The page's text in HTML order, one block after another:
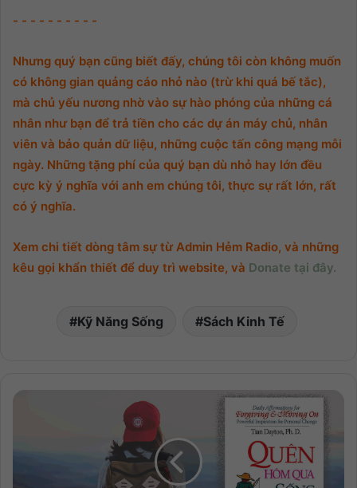
21. Phần 21
- - - - - - - - - -
Nhưng quý bạn cũng biết đấy, chúng tôi còn không muốn
có không gian quảng cáo nhỏ nào (trừ khi quá bế tắc),
mà chủ yếu nương nhờ vào sự hào phóng của những cá
nhân như bạn để trả tiền cho các dự án máy chủ, nhân
viên và bảo quản dữ liệu, những cuộc tấn công mạng mỗi
ngày. Những tặng phí của quý bạn dù nhỏ hay lớn đều
cực kỳ ý nghĩa với anh em chúng tôi, thực sự rất lớn, rất
có ý nghĩa.
Xem chi tiết dòng tâm sự từ Admin Hẻm Radio, và những
kêu gọi khẩn thiết để duy trì website, và Donate tại đây.
Kỹ Năng Sống Sách Kinh Tế